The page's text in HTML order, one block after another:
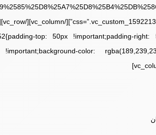
top: 50px !important;padding-
color: